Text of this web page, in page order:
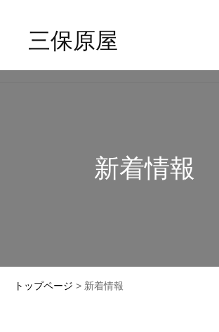
三保原屋
新着情報
トップページ > 新着情報